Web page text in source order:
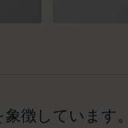
徴しています